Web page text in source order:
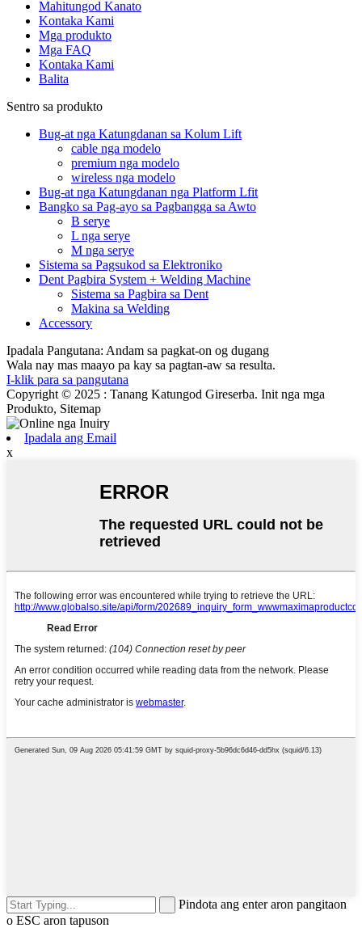
Mahitungod Kanato
Kontaka Kami
Mga produkto
Mga FAQ
Kontaka Kami
Balita
Sentro sa produkto
Bug-at nga Katungdanan sa Kolum Lift
cable nga modelo
premium nga modelo
wireless nga modelo
Bug-at nga Katungdanan nga Platform Lfit
Bangko sa Pag-ayo sa Pagbangga sa Awto
B serye
L nga serye
M nga serye
Sistema sa Pagsukod sa Elektroniko
Dent Pagbira System + Welding Machine
Sistema sa Pagbira sa Dent
Makina sa Welding
Accessory
Ipadala Pangutana: Andam sa pagkat-on og dugang
Wala nay mas maayo pa kay sa pagtan-aw sa resulta.
I-klik para sa pangutana
Copyright © 2025 : Tanang Katungod Gireserba. Init nga mga
Produkto, Sitemap
Ipadala ang Email
x
Pindota ang enter aron pangitaon
o ESC aron tapuson